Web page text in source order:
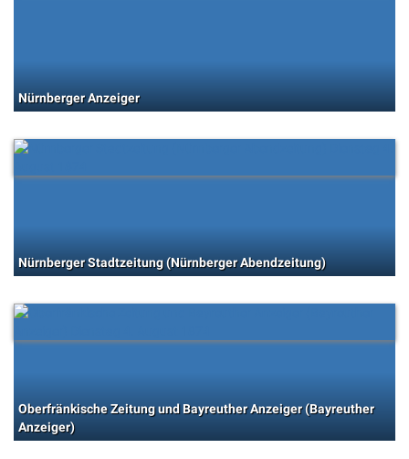
Nürnberger Anzeiger
Nürnberger Stadtzeitung (Nürnberger Abendzeitung)
Oberfränkische Zeitung und Bayreuther Anzeiger (Bayreuther
Anzeiger)